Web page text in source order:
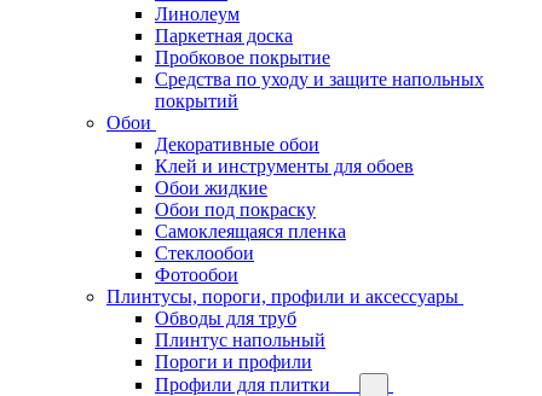
Линолеум
Паркетная доска
Пробковое покрытие
Средства по уходу и защите напольных
покрытий
Обои
Декоративные обои
Клей и инструменты для обоев
Обои жидкие
Обои под покраску
Самоклеящаяся пленка
Стеклообои
Фотообои
Плинтусы, пороги, профили и аксессуары
Обводы для труб
Плинтус напольный
Пороги и профили
Профили для плитки